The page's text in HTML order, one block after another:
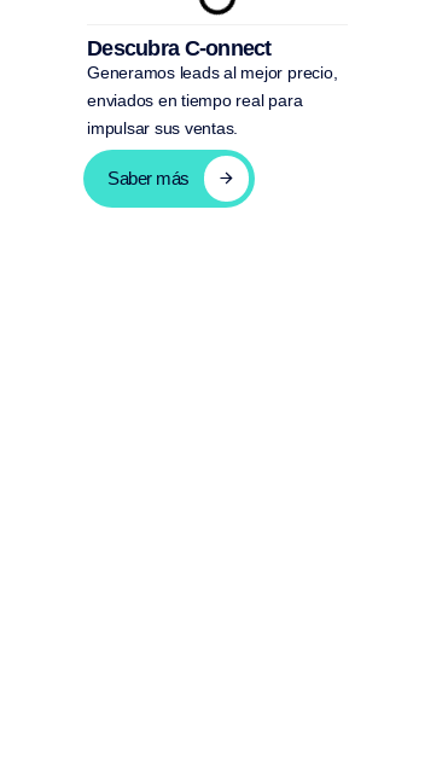
Descubra C-onnect
Generamos leads al mejor precio,
enviados en tiempo real para
impulsar sus ventas.
Saber más